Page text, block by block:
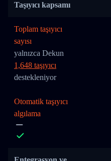
Taşıyıcı kapsamı
Toplam taşıyıcı
sayısı
yalnızca Dekun
1,648 taşıyıcı
destekleniyor
Otomatik taşıyıcı
algılama